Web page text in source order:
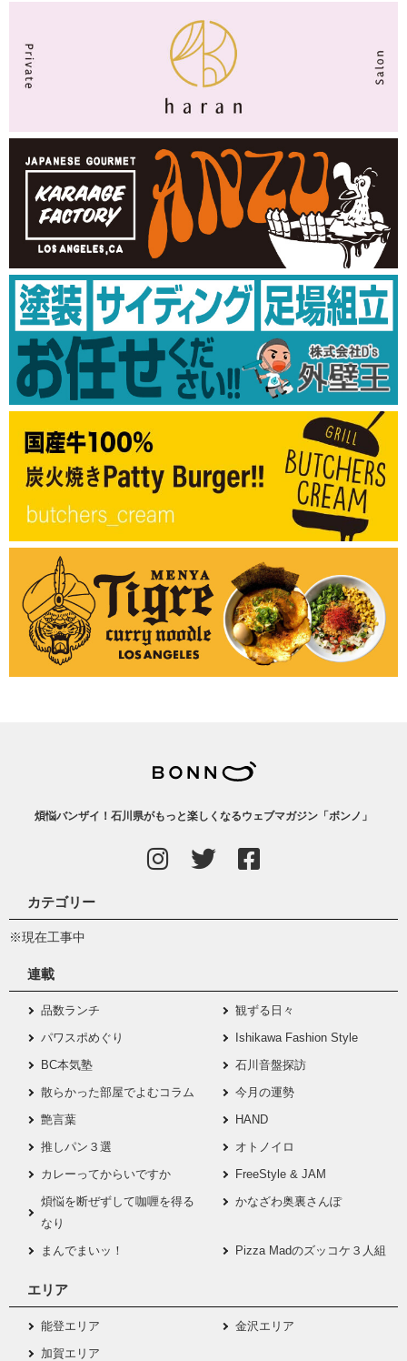
煩悩バンザイ！石川県がもっと楽しくなるウェブマガジン「ボンノ」
カテゴリー
※現在工事中
連載
品数ランチ
観ずる日々
パワスポめぐり
Ishikawa Fashion Style
BC本気塾
石川音盤探訪
散らかった部屋でよむコラム
今月の運勢
艶言葉
HAND
推しパン３選
オトノイロ
カレーってからいですか
FreeStyle & JAM
煩悩を断ぜずして咖喱を得る
なり
かなざわ奥裏さんぽ
まんでまいッ！ Pizza Madのズッコケ３人組
エリア
能登エリア
金沢エリア
加賀エリア